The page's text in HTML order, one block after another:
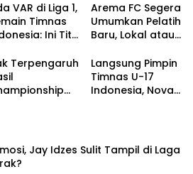
VAR di Liga 1,
Timnas
Ini Titik
Bola
Arema FC Segera
Umumkan Pelatih
Baru, Lokal atau
Terpengaruh
Bojan
Langsung Pimpin
Timnas U-17
Indonesia, Nova
yong
Jay Idzes Sulit Tampil di Laga